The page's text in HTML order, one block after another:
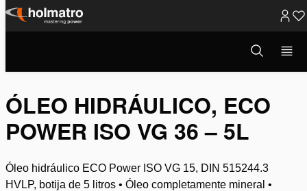
Ir
Abrir
modal
pesquisa
ÓLEO HIDRÁULICO, ECO
POWER ISO VG 36 – 5L
Óleo hidráulico ECO Power ISO VG 15, DIN 515244.3
HVLP, botija de 5 litros • Óleo completamente mineral •